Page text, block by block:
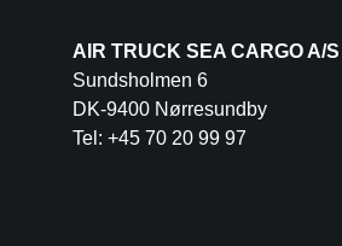
AIR TRUCK SEA CARGO A/S
Sundsholmen 6
DK-9400 Nørresundby
Tel: +45 70 20 99 97